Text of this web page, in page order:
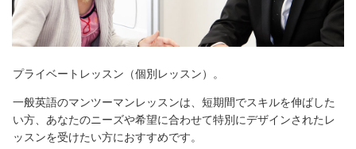
プライベートレッスン（個別レッスン）。
一般英語のマンツーマンレッスンは、短期間でスキルを伸ばした
い方、あなたのニーズや希望に合わせて特別にデザインされたレ
ッスンを受けたい方におすすめです。